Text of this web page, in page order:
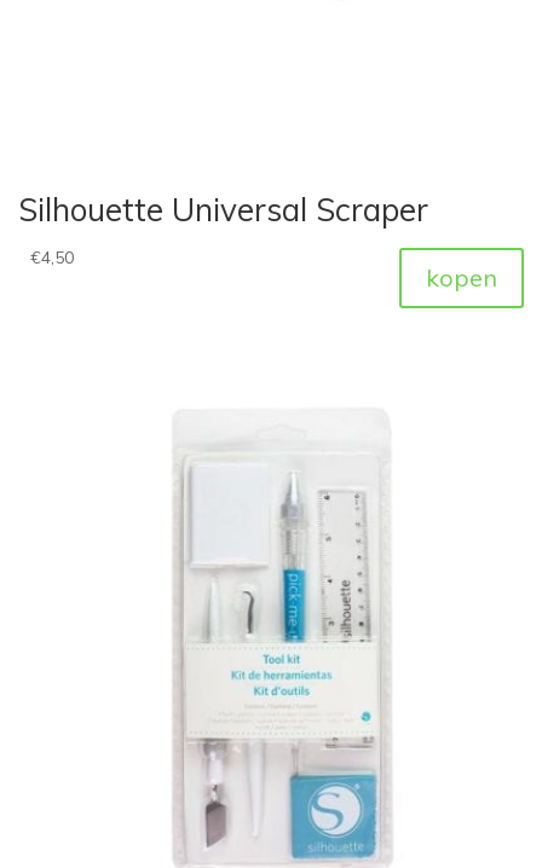
Silhouette Universal Scraper
€4,50
kopen